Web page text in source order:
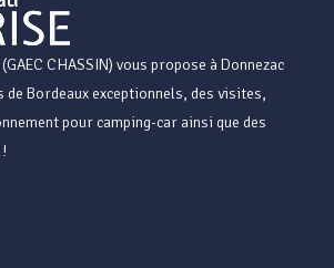
CHASSIN) vous propose à Donnezac
de Bordeaux exceptionnels, des visites,
pour camping-car ainsi que des